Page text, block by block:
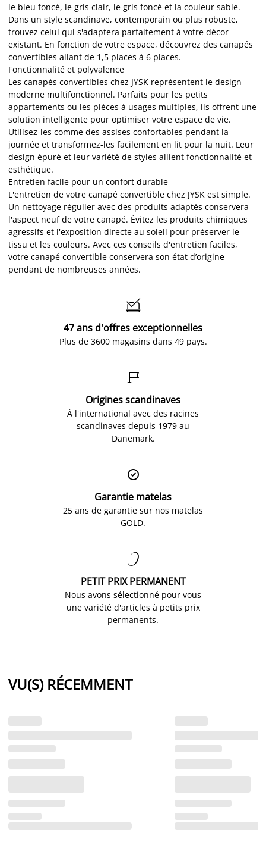
le bleu foncé, le gris clair, le gris foncé et la couleur sable.
Dans un style scandinave, contemporain ou plus robuste,
trouvez celui qui s'adaptera parfaitement à votre décor
existant. En fonction de votre espace, découvrez des canapés
convertibles allant de 1,5 places à 6 places.
Fonctionnalité et polyvalence
Les canapés convertibles chez JYSK représentent le design
moderne multifonctionnel. Parfaits pour les petits
appartements ou les pièces à usages multiples, ils offrent une
solution intelligente pour optimiser votre espace de vie.
Utilisez-les comme des assises confortables pendant la
journée et transformez-les facilement en lit pour la nuit. Leur
design épuré et leur variété de styles allient fonctionnalité et
esthétique.
Entretien facile pour un confort durable
L'entretien de votre canapé convertible chez JYSK est simple.
Un nettoyage régulier avec des produits adaptés conservera
l'aspect neuf de votre canapé. Évitez les produits chimiques
agressifs et l'exposition directe au soleil pour préserver le
tissu et les couleurs. Avec ces conseils d'entretien faciles,
votre canapé convertible conservera son état d’origine
pendant de nombreuses années.

47 ans d'offres exceptionnelles
Plus de 3600 magasins dans 49 pays.

Origines scandinaves
À l'international avec des racines
scandinaves depuis 1979 au
Danemark.

Garantie matelas
25 ans de garantie sur nos matelas
GOLD.

PETIT PRIX PERMANENT
Nous avons sélectionné pour vous
une variété d'articles à petits prix
permanents.
VU(S) RÉCEMMENT